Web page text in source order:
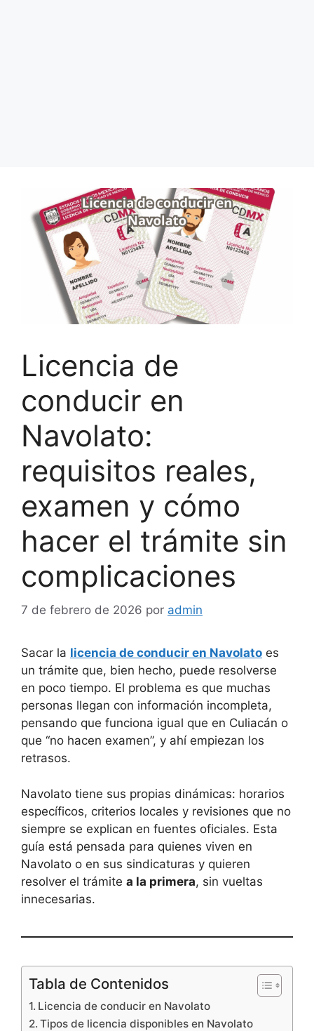
Licencia de
conducir en
Navolato:
requisitos reales,
examen y cómo
hacer el trámite sin
complicaciones
7 de febrero de 2026 por admin
Sacar la licencia de conducir en Navolato es
un trámite que, bien hecho, puede resolverse
en poco tiempo. El problema es que muchas
personas llegan con información incompleta,
pensando que funciona igual que en Culiacán o
que “no hacen examen”, y ahí empiezan los
retrasos.
Navolato tiene sus propias dinámicas: horarios
específicos, criterios locales y revisiones que no
siempre se explican en fuentes oficiales. Esta
guía está pensada para quienes viven en
Navolato o en sus sindicaturas y quieren
resolver el trámite a la primera, sin vueltas
innecesarias.
Tabla de Contenidos
Licencia de conducir en Navolato
Tipos de licencia disponibles en Navolato